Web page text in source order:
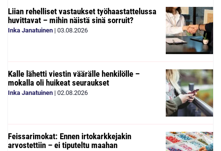
Liian rehelliset vastaukset työhaastattelussa
huvittavat – mihin näistä sinä sorruit?
Inka Janatuinen | 03.08.2026
Kalle lähetti viestin väärälle henkilölle –
mokalla oli huikeat seuraukset
Inka Janatuinen | 02.08.2026
Feissarimokat: Ennen irtokarkkejakin
arvostettiin – ei tiputeltu maahan